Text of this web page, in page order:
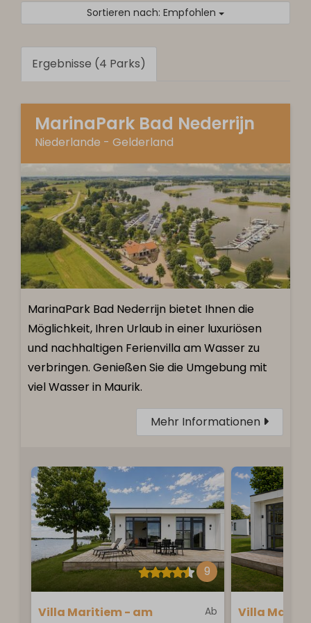
Sortieren nach: Empfohlen
Ergebnisse (4 Parks)
MarinaPark Bad Nederrijn
Niederlande - Gelderland
MarinaPark Bad Nederrijn bietet Ihnen die
Möglichkeit, Ihren Urlaub in einer luxuriösen
und nachhaltigen Ferienvilla am Wasser zu
verbringen. Genießen Sie die Umgebung mit
viel Wasser in Maurik.
Mehr Informationen
9
Ab
Villa Maritiem - am Villa